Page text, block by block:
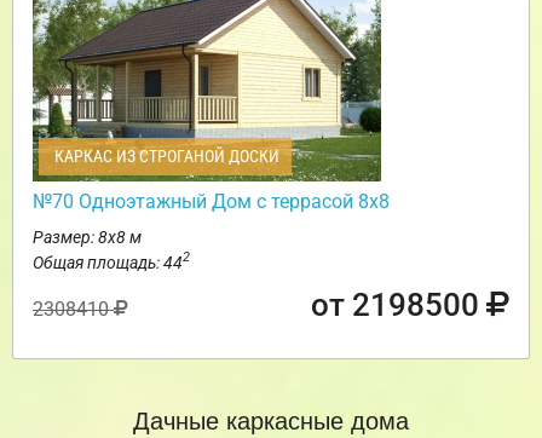
КАРКАС ИЗ СТРОГАНОЙ ДОСКИ
№70 Одноэтажный Дом с террасой 8х8
Размер: 8х8 м
Общая площадь: 442
2308410 от 2198500
Дачные каркасные дома